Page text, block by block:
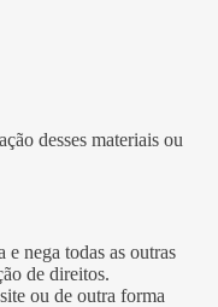
desses materiais ou
nega todas as outras
de direitos.
ou de outra forma